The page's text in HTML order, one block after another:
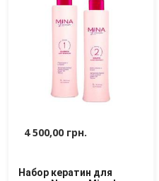
Уход для тела
Уход за мужскими волосами
Бренды
Каталог
Отзывы
4 500,00 грн.
Набор кератин для